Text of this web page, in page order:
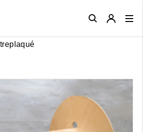
Close